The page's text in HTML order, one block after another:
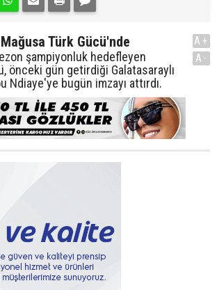
Türk Gücü'nde
şampiyonluk hedefleyen
önceki gün getirdiği Galatasaraylı
Ndiaye'ye bugün imzayı attırdı.
A+
A-